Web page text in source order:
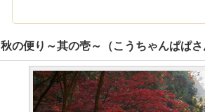
秋の便り～其の壱～（こうちゃんぱぱさ